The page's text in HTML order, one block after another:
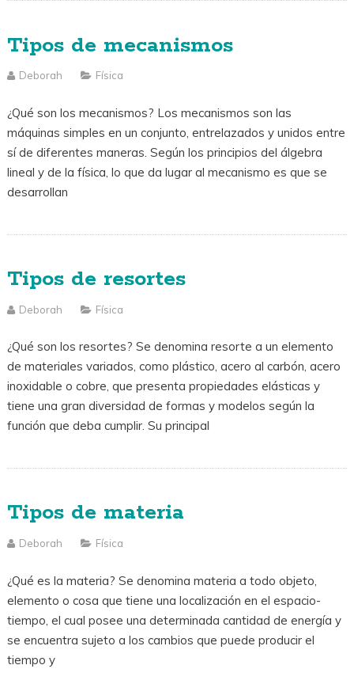
Tipos de mecanismos
Deborah Física
¿Qué son los mecanismos? Los mecanismos son las
máquinas simples en un conjunto, entrelazados y unidos entre
sí de diferentes maneras. Según los principios del álgebra
lineal y de la física, lo que da lugar al mecanismo es que se
desarrollan
Tipos de resortes
Deborah Física
¿Qué son los resortes? Se denomina resorte a un elemento
de materiales variados, como plástico, acero al carbón, acero
inoxidable o cobre, que presenta propiedades elásticas y
tiene una gran diversidad de formas y modelos según la
función que deba cumplir. Su principal
Tipos de materia
Deborah Física
¿Qué es la materia? Se denomina materia a todo objeto,
elemento o cosa que tiene una localización en el espacio-
tiempo, el cual posee una determinada cantidad de energía y
se encuentra sujeto a los cambios que puede producir el
tiempo y